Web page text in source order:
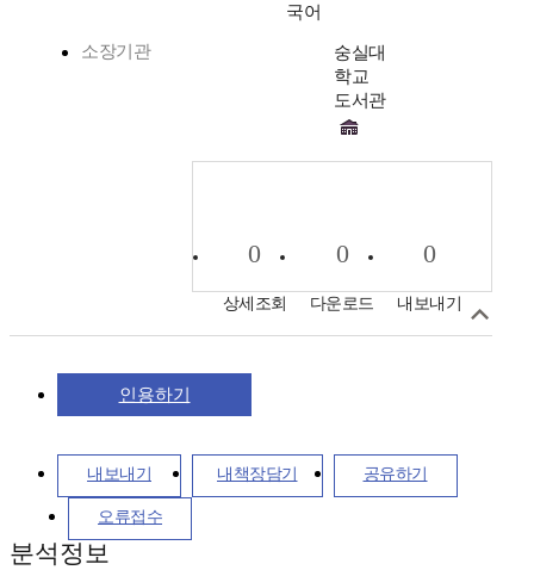
국어
소장기관
숭실대
학교
도서관
0
상세조회
0
다운로드
0
내보내기
인용하기
내보내기 내책장담기 공유하기
오류접수
분석정보